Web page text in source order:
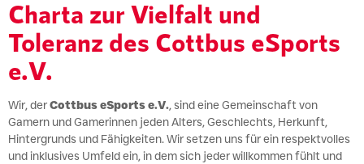
Charta zur Vielfalt und
Toleranz des Cottbus eSports
e.V.
Wir, derCottbus eSports e.V., sind eine Gemeinschaft von
Gamern und Gamerinnen jeden Alters, Geschlechts, Herkunft,
Hintergrunds und Fähigkeiten. Wir setzen uns für ein respektvolles
und inklusives Umfeld ein, in dem sich jeder willkommen fühlt und